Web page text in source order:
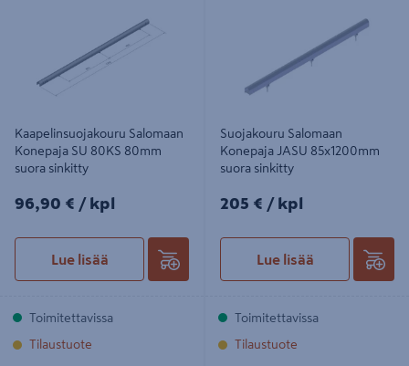
Kaapelinsuojakouru Salomaan
Konepaja SU 80KS 80mm
suora sinkitty
96,90€/kpl
96,90 € / kpl
Lue lisää
Toimitettavissa
Tilaustuote
Suojakouru Salomaan
Konepaja JASU 85x1200mm
suora sinkitty
205€/kpl
205 € / kpl
Lue lisää
Toimitettavissa
Tilaustuote